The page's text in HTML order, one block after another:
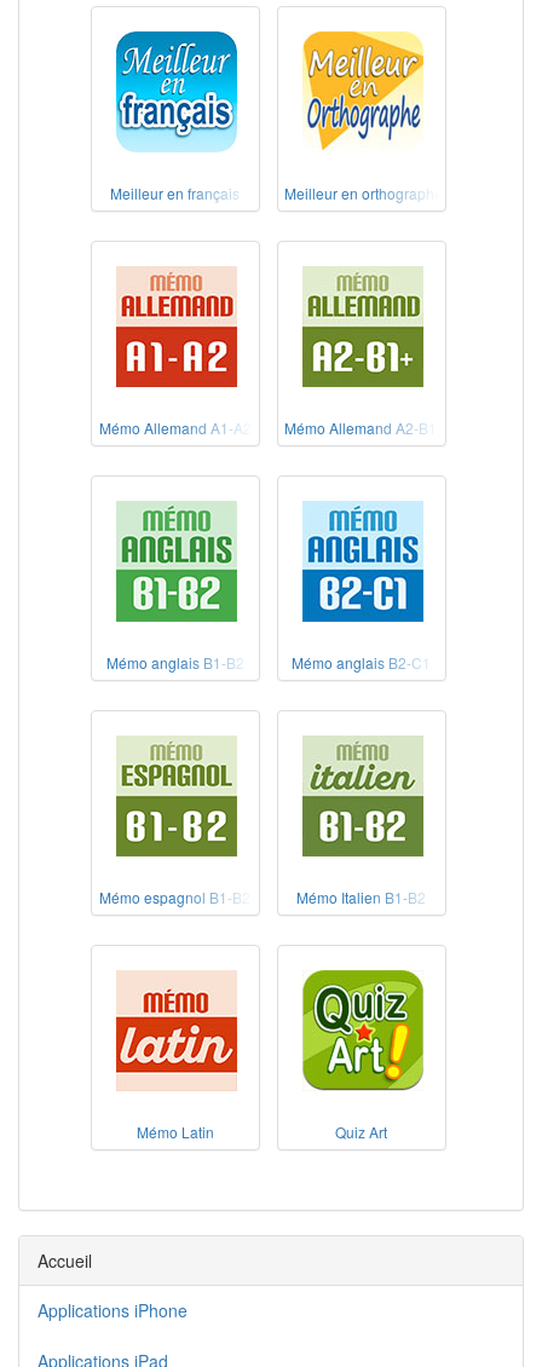
Meilleur en français Meilleur en orthographe
Mémo Allemand A1-A2 Mémo Allemand A2-B1+
Mémo anglais B1-B2 Mémo anglais B2-C1
Mémo espagnol B1-B2 Mémo Italien B1-B2
Mémo Latin Quiz Art
Accueil
Applications iPhone
Applications iPad